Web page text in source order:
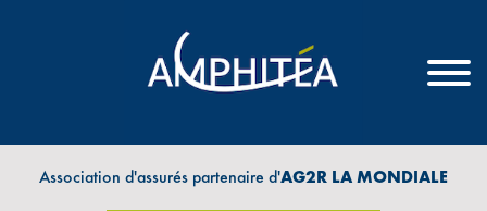
Association d'assurés partenaire d'AG2R LA MONDIALE